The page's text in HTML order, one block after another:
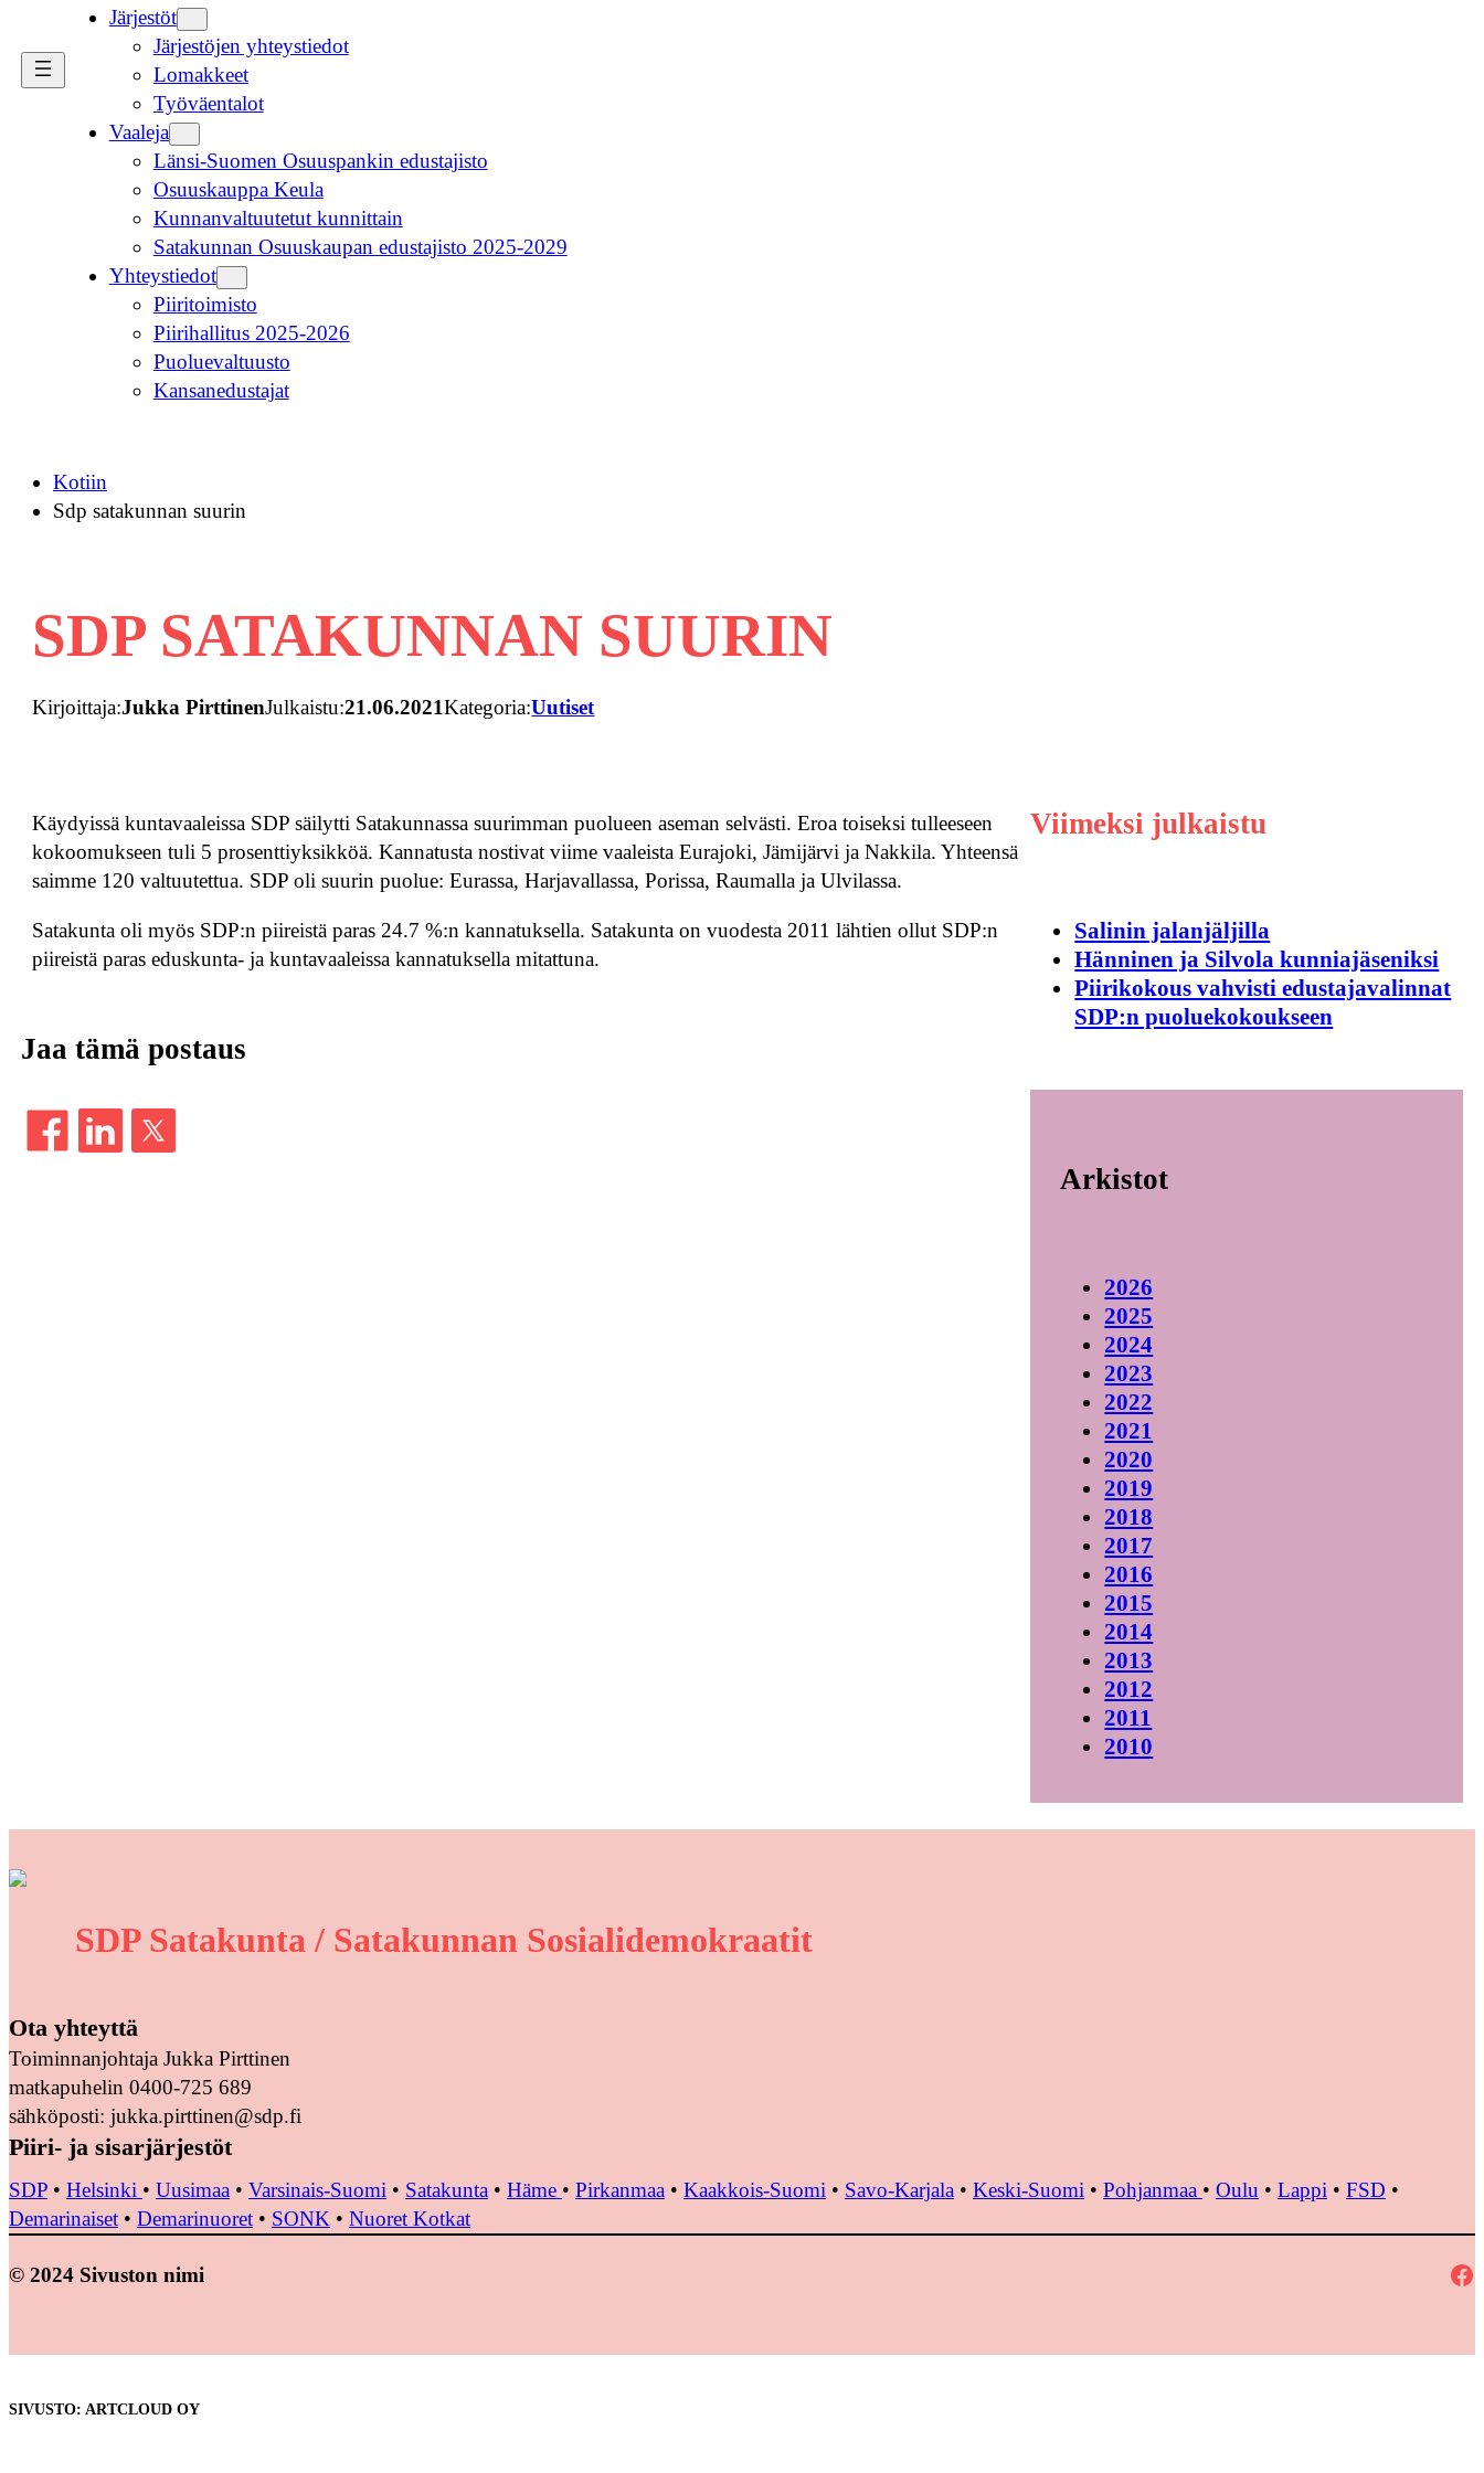
Järjestöt
Järjestöjen yhteystiedot
Lomakkeet
Työväentalot
Vaaleja
Länsi-Suomen Osuuspankin edustajisto
Osuuskauppa Keula
Kunnanvaltuutetut kunnittain
Satakunnan Osuuskaupan edustajisto 2025-2029
Yhteystiedot
Piiritoimisto
Piirihallitus 2025-2026
Puoluevaltuusto
Kansanedustajat
Kotiin
Sdp satakunnan suurin
SDP SATAKUNNAN SUURIN
Kirjoittaja:Jukka PirttinenJulkaistu:21.06.2021Kategoria:Uutiset
Käydyissä kuntavaaleissa SDP säilytti Satakunnassa suurimman puolueen aseman selvästi. Eroa toiseksi tulleeseen
kokoomukseen tuli 5 prosenttiyksikköä. Kannatusta nostivat viime vaaleista Eurajoki, Jämijärvi ja Nakkila. Yhteensä
saimme 120 valtuutettua. SDP oli suurin puolue: Eurassa, Harjavallassa, Porissa, Raumalla ja Ulvilassa.
Satakunta oli myös SDP:n piireistä paras 24.7 %:n kannatuksella. Satakunta on vuodesta 2011 lähtien ollut SDP:n
piireistä paras eduskunta- ja kuntavaaleissa kannatuksella mitattuna.
Jaa tämä postaus
Viimeksi julkaistu
Salinin jalanjäljilla
Hänninen ja Silvola kunniajäseniksi
Piirikokous vahvisti edustajavalinnat
SDP:n puoluekokoukseen
Arkistot
2026
2025
2024
2023
2022
2021
2020
2019
2018
2017
2016
2015
2014
2013
2012
2011
2010
SDP Satakunta / Satakunnan Sosialidemokraatit
Ota yhteyttä
Toiminnanjohtaja Jukka Pirttinen
matkapuhelin 0400-725 689
sähköposti: jukka.pirttinen@sdp.fi
Piiri- ja sisarjärjestöt
SDP • Helsinki • Uusimaa • Varsinais-Suomi • Satakunta • Häme • Pirkanmaa • Kaakkois-Suomi • Savo-Karjala • Keski-Suomi • Pohjanmaa • Oulu • Lappi • FSD •
Demarinaiset • Demarinuoret • SONK • Nuoret Kotkat
© 2024 Sivuston nimi Facebook
SIVUSTO: ARTCLOUD OY